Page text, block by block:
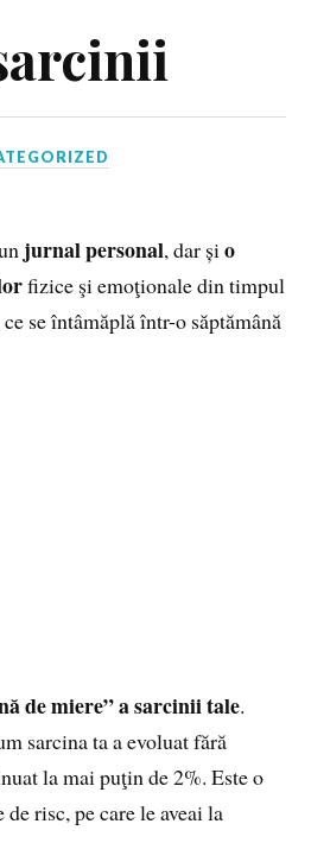
jurnal personal, dar șio
fizice şi emoţionale din timpul
se întâmăplă într-o săptămână
de miere” a sarcinii tale.
sarcina ta a evoluat fără
la mai puţin de 2%. Este o
risc, pe care le aveai la